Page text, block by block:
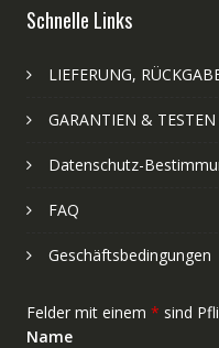
Schnelle Links
LIEFERUNG,
GARANTIEN & TESTEN
Datenschutz-
FAQ
Geschäftsbedingungen
Felder mit einem * sind
Name